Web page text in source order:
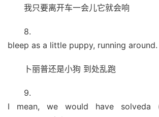
我只要离开车一会儿它就会响
8.
bleep as a little puppy, running around.
卜丽普还是小狗 到处乱跑
9.
I mean, we would have solveda